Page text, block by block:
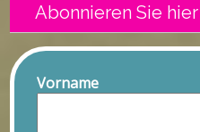
Abonnieren Sie
Vorname